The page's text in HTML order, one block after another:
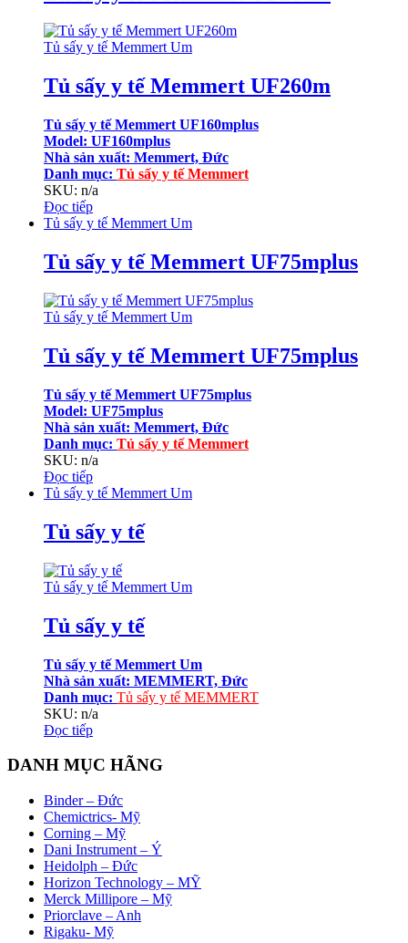
Tủ sấy y tế Memmert Um
Tủ sấy y tế Memmert UF260m
Tủ sấy y tế Memmert UF160mplus
Model: UF160mplus
Nhà sản xuất: Memmert, Đức
Danh mục: Tủ sấy y tế Memmert
SKU: n/a
Đọc tiếp
Tủ sấy y tế Memmert Um
Tủ sấy y tế Memmert UF75mplus
Tủ sấy y tế Memmert Um
Tủ sấy y tế Memmert UF75mplus
Tủ sấy y tế Memmert UF75mplus
Model: UF75mplus
Nhà sản xuất: Memmert, Đức
Danh mục: Tủ sấy y tế Memmert
SKU: n/a
Đọc tiếp
Tủ sấy y tế Memmert Um
Tủ sấy y tế
Tủ sấy y tế Memmert Um
Tủ sấy y tế
Tủ sấy y tế Memmert Um
Nhà sản xuất: MEMMERT, Đức
Danh mục: Tủ sấy y tế MEMMERT
SKU: n/a
Đọc tiếp
DANH MỤC HÃNG
Binder – Đức
Chemictrics- Mỹ
Corning – Mỹ
Dani Instrument – Ý
Heidolph – Đức
Horizon Technology – MỸ
Merck Millipore – Mỹ
Priorclave – Anh
Rigaku- Mỹ